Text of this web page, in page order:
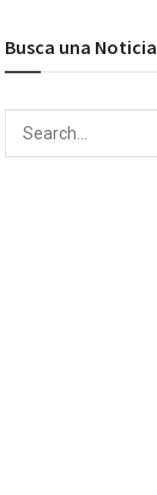
Busca una Noticia